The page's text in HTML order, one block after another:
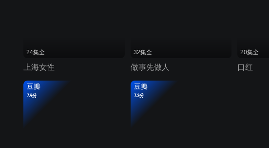
24集全
上海女性
32集全
做事先做人
20集全
口红
豆瓣
7.9分
豆瓣
7.2分